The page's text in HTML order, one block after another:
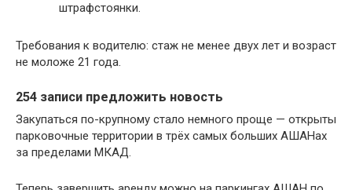
штрафстоянки.
Требования к водителю: стаж не менее двух лет и возраст
не моложе 21 года.
254 записи предложить новость
Закупаться по-крупному стало немного проще — открыты
парковочные территории в трёх самых больших АШАНах
за пределами МКАД.